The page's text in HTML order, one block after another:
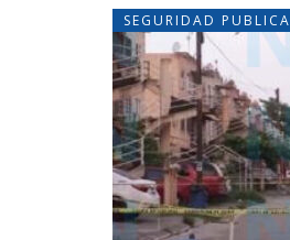
SEGURIDAD PUBLICA